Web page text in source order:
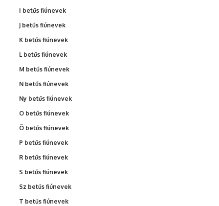
I betűs fiúnevek
J betűs fiúnevek
K betűs fiúnevek
L betűs fiúnevek
M betűs fiúnevek
N betűs fiúnevek
Ny betűs fiúnevek
O betűs fiúnevek
Ö betűs fiúnevek
P betűs fiúnevek
R betűs fiúnevek
S betűs fiúnevek
Sz betűs fiúnevek
T betűs fiúnevek